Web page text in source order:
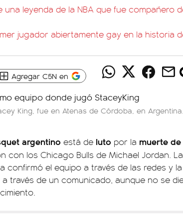
una leyenda de la NBA que fue compañero
jugador abiertamente gay en la historia
Agregar C5N en
King, fue en Atenas de Córdoba, en Argentina.
argentino está de luto por la muerte
con los Chicago Bulls de Michael Jordan.
confirmó el equipo a través de las redes y
través de un comunicado, aunque no se